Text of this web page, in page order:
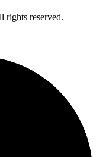
rights reserved.